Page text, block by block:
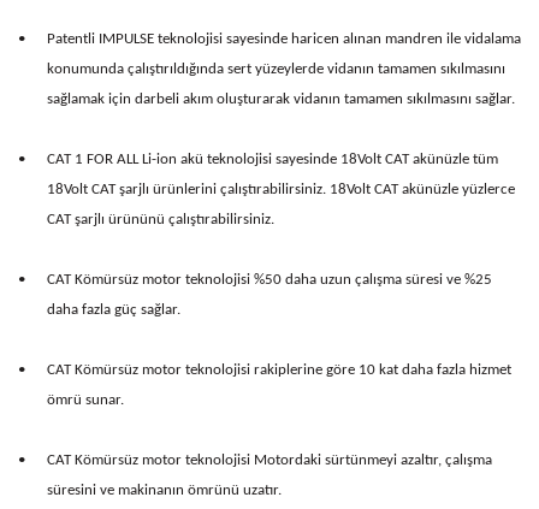
•
Patentli IMPULSE teknolojisi sayesinde haricen alınan mandren ile vidalama
konumunda çalıştırıldığında sert yüzeylerde vidanın tamamen sıkılmasını
sağlamak için darbeli akım oluşturarak vidanın tamamen sıkılmasını sağlar.
•
CAT 1 FOR ALL Li-ion akü teknolojisi sayesinde 18Volt CAT akünüzle tüm
18Volt CAT şarjlı ürünlerini çalıştırabilirsiniz. 18Volt CAT akünüzle yüzlerce
CAT şarjlı ürününü çalıştırabilirsiniz.
•
CAT Kömürsüz motor teknolojisi %50 daha uzun çalışma süresi ve %25
daha fazla güç sağlar.
•
CAT Kömürsüz motor teknolojisi rakiplerine göre 10 kat daha fazla hizmet
ömrü sunar.
•
CAT Kömürsüz motor teknolojisi Motordaki sürtünmeyi azaltır, çalışma
süresini ve makinanın ömrünü uzatır.